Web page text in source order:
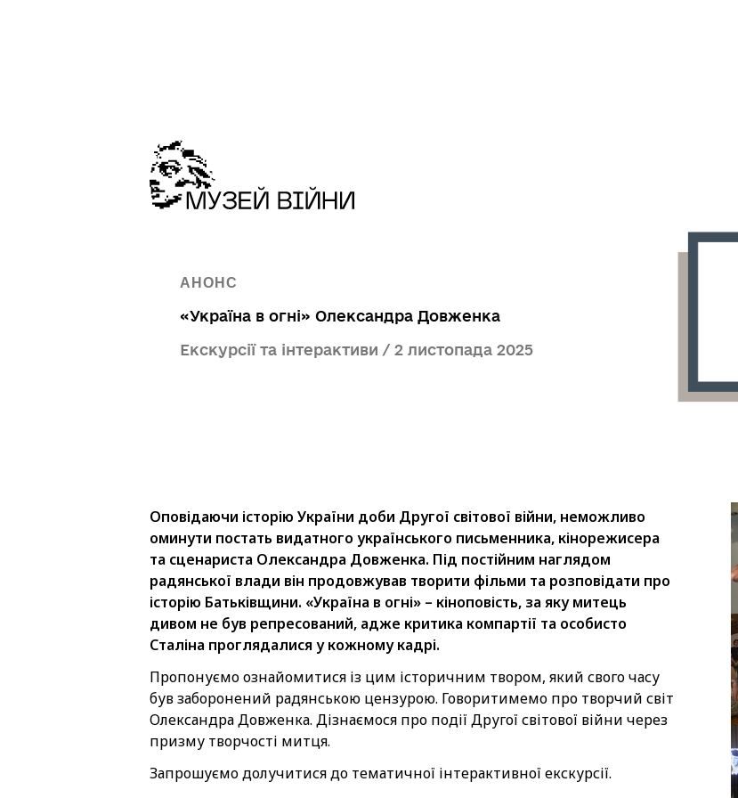
АНОНС
«Україна в огні» Олександра Довженка
Екскурсії та інтерактиви / 2 листопада 2025
Оповідаючи історію України доби Другої світової війни, неможливо
оминути постать видатного українського письменника, кінорежисера
та сценариста Олександра Довженка. Під постійним наглядом
радянської влади він продовжував творити фільми та розповідати про
історію Батьківщини. «Україна в огні» – кіноповість, за яку митець
дивом не був репресований, адже критика компартії та особисто
Сталіна проглядалися у кожному кадрі.
Пропонуємо ознайомитися із цим історичним твором, який свого часу
був заборонений радянською цензурою. Говоритимемо про творчий світ
Олександра Довженка. Дізнаємося про події Другої світової війни через
призму творчості митця.
Запрошуємо долучитися до тематичної інтерактивної екскурсії.